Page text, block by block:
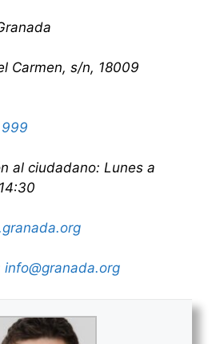
Carmen, s/n, 18009
al ciudadano: Lunes a
info@granada.org